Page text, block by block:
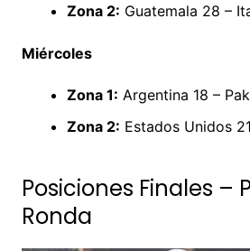
Zona 2: Guatemala 28 –
Miércoles
Zona 1: Argentina 18 –
Zona 2: Estados Unidos
Posiciones Finales –
Ronda